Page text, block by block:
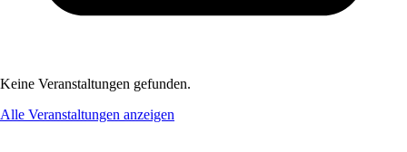
Keine Veranstaltungen gefunden.
Alle Veranstaltungen anzeigen